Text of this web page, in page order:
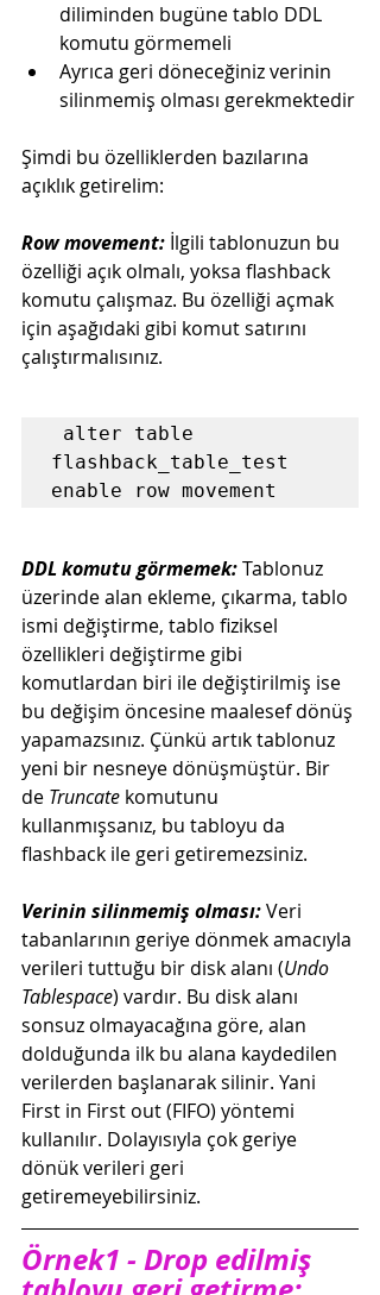
diliminden bugüne tablo DDL
komutu görmemeli
Ayrıca geri döneceğiniz verinin
silinmemiş olması gerekmektedir
Şimdi bu özelliklerden bazılarına
açıklık getirelim:
Row movement: İlgili tablonuzun bu
özelliği açık olmalı, yoksa flashback
komutu çalışmaz. Bu özelliği açmak
için aşağıdaki gibi komut satırını
çalıştırmalısınız.
enable row movement
DDL komutu görmemek: Tablonuz
üzerinde alan ekleme, çıkarma, tablo
ismi değiştirme, tablo fiziksel
özellikleri değiştirme gibi
komutlardan biri ile değiştirilmiş ise
bu değişim öncesine maalesef dönüş
yapamazsınız. Çünkü artık tablonuz
yeni bir nesneye dönüşmüştür. Bir
de Truncate komutunu
kullanmışsanız, bu tabloyu da
flashback ile geri getiremezsiniz.
Verinin silinmemiş olması: Veri
tabanlarının geriye dönmek amacıyla
verileri tuttuğu bir disk alanı (Undo
Tablespace) vardır. Bu disk alanı
sonsuz olmayacağına göre, alan
dolduğunda ilk bu alana kaydedilen
verilerden başlanarak silinir. Yani
First in First out (FIFO) yöntemi
kullanılır. Dolayısıyla çok geriye
dönük verileri geri
getiremeyebilirsiniz.
Örnek1 - Drop edilmiş